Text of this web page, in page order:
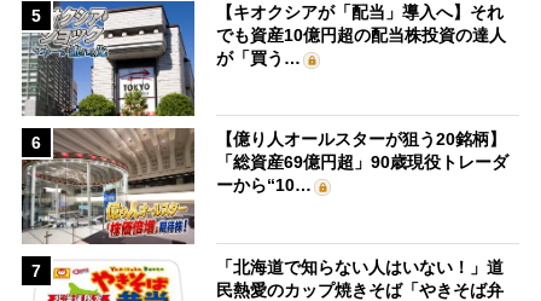
5
【キオクシアが「配当」導入へ】それ
でも資産10億円超の配当株投資の達人
が「買う…
6
【億り人オールスターが狙う20銘柄】
「総資産69億円超」90歳現役トレーダ
ーから“10…
7
「北海道で知らない人はいない！」道
民熱愛のカップ焼きそば「やきそば弁